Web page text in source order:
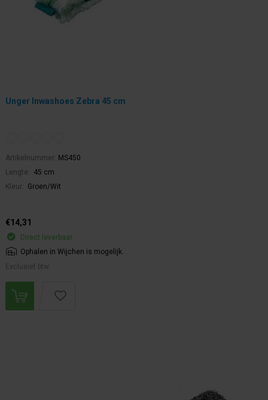
Unger Inwashoes Zebra 45 cm
Artikelnummer: MS450
Lengte:
45 cm
Kleur:
Groen/Wit
€14,31
Direct leverbaar
Ophalen in Wijchen is mogelijk.
Exclusief btw.